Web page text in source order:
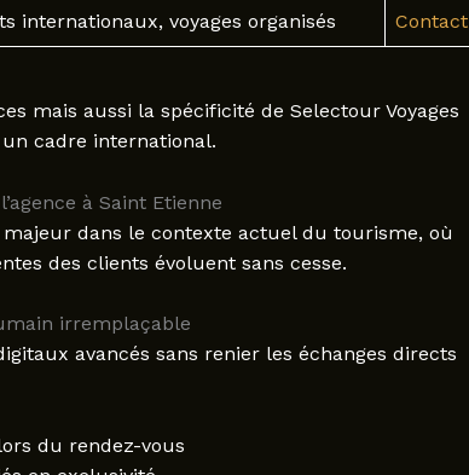
internationaux, voyages organisés Contact
mais aussi la spécificité de Selectour Voyages
cadre international.
à Saint Etienne
dans le contexte actuel du tourisme, où
des clients évoluent sans cesse.
irremplaçable
avancés sans renier les échanges directs
du rendez-vous